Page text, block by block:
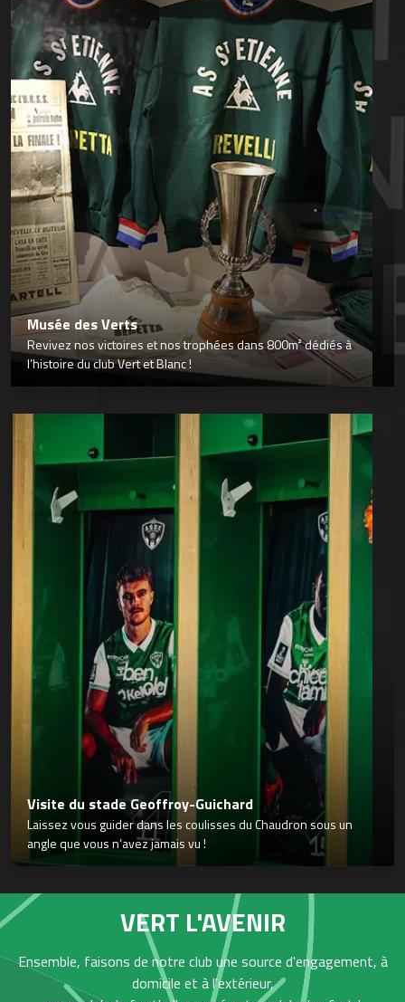
Musée des Verts
Revivez nos victoires et nos trophées dans 800m² dédiés à
l’histoire du club Vert et Blanc !
Visite du stade Geoffroy-Guichard
Laissez vous guider dans les coulisses du Chaudron sous un
angle que vous n’avez jamais vu !
VERT L'AVENIR
Ensemble, faisons de notre club une source d'engagement, à
domicile et à l'extérieur,